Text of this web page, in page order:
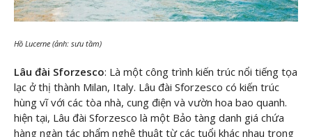
Hồ Lucerne (ảnh: sưu tầm)
Lâu đài Sforzesco: Là một công trình kiến trúc nổi tiếng tọa
lạc ở thị thành Milan, Italy. Lâu đài Sforzesco có kiến trúc
hùng vĩ với các tòa nhà, cung điện và vườn hoa bao quanh.
hiện tại, Lâu đài Sforzesco là một Bảo tàng danh giá chứa
hàng ngàn tác phẩm nghệ thuật từ các tuổi khác nhau trong